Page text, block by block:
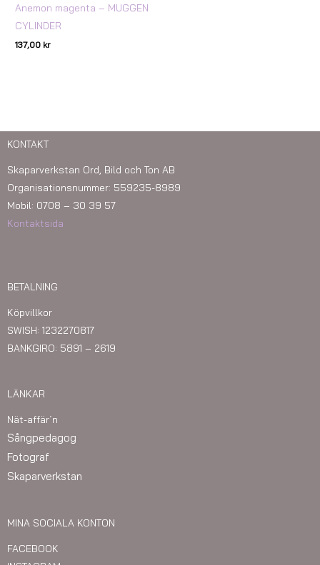
Anemon magenta – MUGGEN
CYLINDER
137,00 kr
KONTAKT
Skaparverkstan Ord, Bild och Ton AB
Organisationsnummer: 559235-8989
Mobil: 0708 – 30 39 57
Kontaktsida
BETALNING
Köpvillkor
SWISH: 1232270817
BANKGIRO: 5891 – 2619
LÄNKAR
Nät-affär´n
Sångpedagog
Fotograf
Skaparverkstan
MINA SOCIALA KONTON
FACEBOOK